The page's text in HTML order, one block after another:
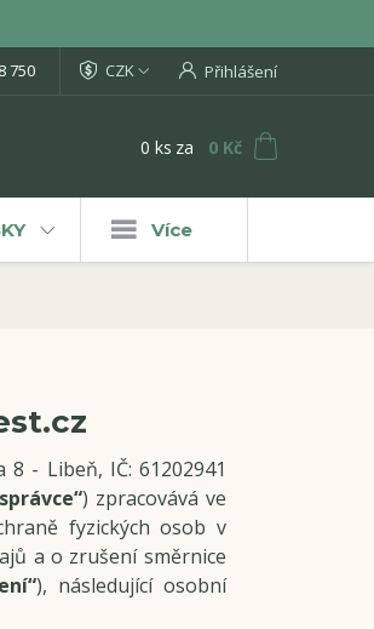
CZK Přihlášení
750
0 ks za 0 Kč
Více
- Libeň, IČ: 61202941
) zpracovává ve
fyzických osob v
a o zrušení směrnice
), následující osobní